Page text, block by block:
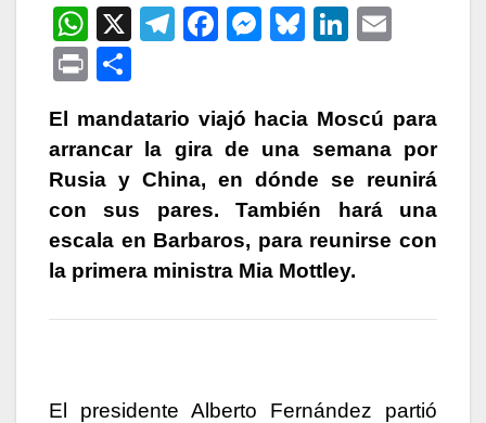
W
h
at
s
A
p
p
X
T
gr
a
m
F
e
b
o
o
k
M
s
e
n
g
er
Bl
s
k
y
Li
e
dI
n
P
nt m
p
ar
tir
El mandatario viajó hacia Moscú para
arrancar la gira de una semana por
Rusia y China, en dónde se reunirá
con sus pares. También hará una
escala en Barbaros, para reunirse con
la primera ministra Mia Mottley.
El presidente Alberto Fernández partió